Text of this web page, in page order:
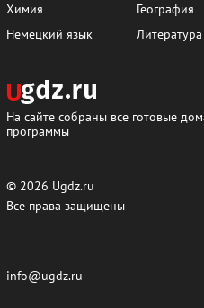
Химия
Немецкий язык
География
Литература
На сайте собраны все готовые
программы
© 2026 Ugdz.ru
Все права защищены
info@ugdz.ru